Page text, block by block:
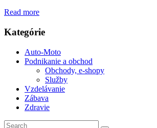
Read more
Kategórie
Auto-Moto
Podnikanie a obchod
Obchody, e-shopy
Služby
Vzdelávanie
Zábava
Zdravie